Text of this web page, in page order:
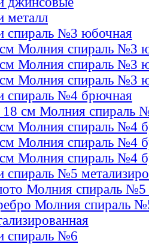
металл
спираль №3 юбочная
Молния спираль №3
Молния спираль №3
Молния спираль №3
спираль №4 брючная
18 см Молния спираль
Молния спираль №4
Молния спираль №4
Молния спираль №4
спираль №5
Молния спираль №5
Молния спираль
спираль №6